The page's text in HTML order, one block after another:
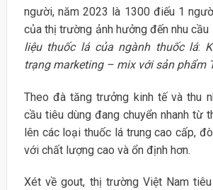
người, năm 2023 là 1300 điếu 1
của thị trường ảnh hưởng đến nhu
liệu thuốc lá của ngành thuốc lá:
trạng marketing – mix với sản phẩm
Theo đà tăng trưởng kinh tế và thu
cầu tiêu dùng đang chuyển nhanh từ
lên các loại thuốc lá trung cao cấp,
với chất lượng cao và ổn định hơn.
Xét về gout, thị trường Việt Nam